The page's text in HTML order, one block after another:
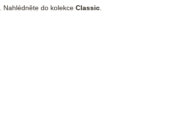
Nahlédněte do kolekce Classic